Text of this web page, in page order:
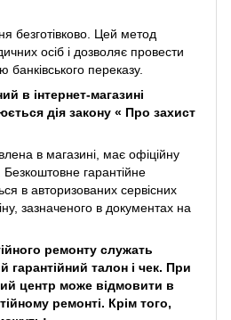
безготівково. Цей метод
осіб і дозволяє провести
переказу.
в інтернет-магазині
дія закону « Про захист
​​в магазині, має офіційну
Безкоштовне гарантійне
в авторизованих сервісних
зазначеного в документах на
ремонту служать
гарантійний талон і чек. При
центр може відмовити в
ремонті. Крім того,